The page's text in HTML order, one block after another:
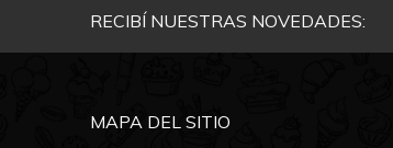
RECIBÍ NUESTRAS NOVEDADES:
MAPA DEL SITIO